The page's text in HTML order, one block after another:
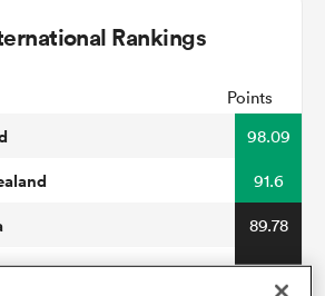
Rankings
Points
98.09
91.6
89.78
84.59